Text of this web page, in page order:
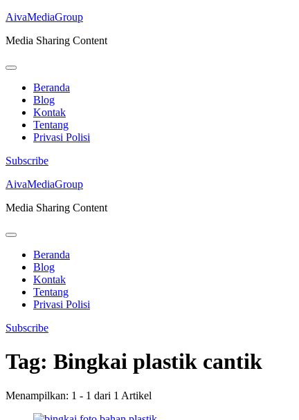
AivaMediaGroup
Media Sharing Content
Beranda
Blog
Kontak
Tentang
Privasi Polisi
Subscribe
Lompat
konten
Enter)
AivaMediaGroup
Media Sharing Content
Beranda
Blog
Kontak
Tentang
Privasi Polisi
Subscribe
Tag: Bingkai plastik cantik
Menampilkan: 1 - 1 dari 1 Artikel